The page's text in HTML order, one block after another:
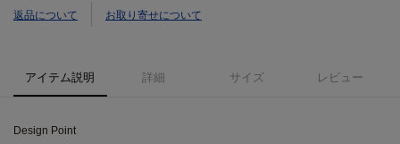
返品について お取り寄せについて
アイテム説明 詳細 サイズ レビュー
Design Point